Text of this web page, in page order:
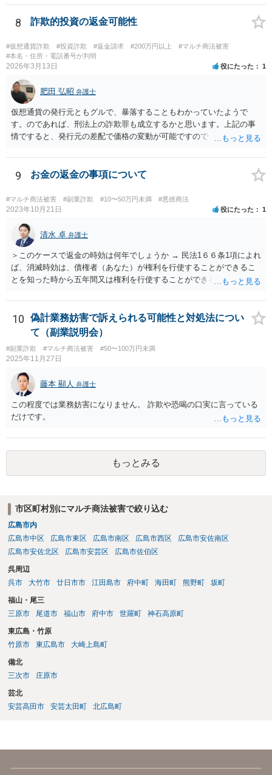
8 詐欺的投資の返金可能性
#仮想通貨詐欺 #投資詐欺 #返金請求 #200万円以上
#マルチ商法被害
#本名・住所・電話番号が判明
2026年3月13日 役にたった 1
肥田 弘昭 弁護士
仮想通貨の発行元ともグルで、暴落することもわかっていたようで
す。のであれば、刑法上の詐欺罪も成立するかと思います。上記の事
情ですると、発行元の差配で価格の変動が可能ですので「投資」では
行為については、不法行為に基づく損害賠償、不当利得返還請求など
が考えられます。知人やファンドリーダーを共同不法行為者として、
9 お金の返金の事項について
#マルチ商法被害 #副業詐欺 #10〜50万円未満 #悪徳商法
2023年10月21日 役にたった 1
清水 卓 弁護士
＞このケースで返金の時効は何年でしょうか → 民法1６６条1項によれ
ば、消滅時効は、債権者（あなた）が権利を行使することができるこ
とを知った時から五年間又は権利を行使することができる時から十年
ときは、時効は更新しされ、その時から新たに進行を開始します。
「電話の音声録音やLINEで相手がお金を返金する内容の文書は残って
います。」とのことですが、これらが権利の承認にあたる可能性もあ
ります。 ＞こんな状態でも返金要求してもいいのでしょうか。 → 相
手方が４５万円をこのまま利得できる法的根拠はないように思われま
す。考えられる回収手段としては、支払督促、少額訴訟、民事調停、
民事訴訟等があります。各手続きにはそれぞれの特徴があるので、一
度、お住まいの地域等の弁護士に相談する等して、ご事案にあった方
法を検討なさってみてはいかがでしょうか。 【参考】お金を払っても
らえない」とお困りの方へ（政府広報オンライン） https://www.gov-o
10
偽計業務妨害で訴えられる可能性と対処法につい
て（副業説明会）
#副業詐欺 #マルチ商法被害 #50〜100万円未満
2025年11月27日
藤本 顯人 弁護士
この程度では業務妨害になりません。 詐欺や恐喝の口実に言っている
だけです。
もっとみる
市区町村別にマルチ商法被害で絞り込む
広島市内
広島市中区
広島市東区 広島市南区 広島市西区
広島市安佐南区
広島市安佐北区
広島市安芸区 広島市佐伯区
呉周辺
呉市
大竹市 廿日市市 江田島市 府中町 海田町 熊野町 坂町
福山・尾三
三原市
尾道市 福山市 府中市 世羅町 神石高原町
東広島・竹原
竹原市
東広島市 大崎上島町
備北
三次市
庄原市
芸北
安芸高田市
安芸太田町 北広島町